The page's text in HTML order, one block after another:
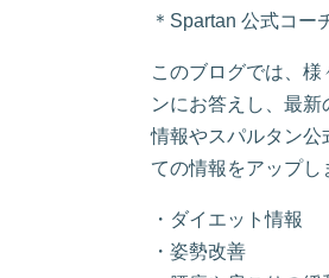
＊Spartan 公式コー
このブログでは、様
ンにお答えし、最新
情報やスパルタン公
ての情報をアップし
・ダイエット情報
・姿勢改善